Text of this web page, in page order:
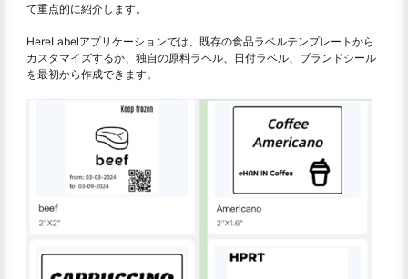
て重点的に紹介します。
HereLabelアプリケーションでは、既存の食品ラベルテンプレートから
カスタマイズするか、独自の原料ラベル、日付ラベル、ブランドシール
を最初から作成できます。